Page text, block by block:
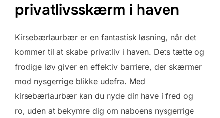
privatlivsskærm i haven
Kirsebærlaurbær er en fantastisk løsning, når det
kommer til at skabe privatliv i haven. Dets tætte og
frodige løv giver en effektiv barriere, der skærmer
mod nysgerrige blikke udefra. Med
kirsebærlaurbær kan du nyde din have i fred og
ro, uden at bekymre dig om naboens nysgerrige